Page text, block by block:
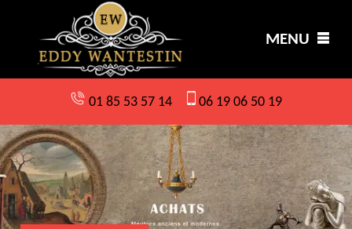
MENU
01 85 53 57 14 06 19 06 50 19